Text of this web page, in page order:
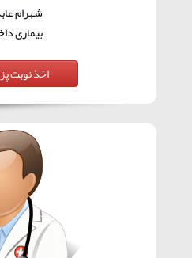
شهرام
بیماری